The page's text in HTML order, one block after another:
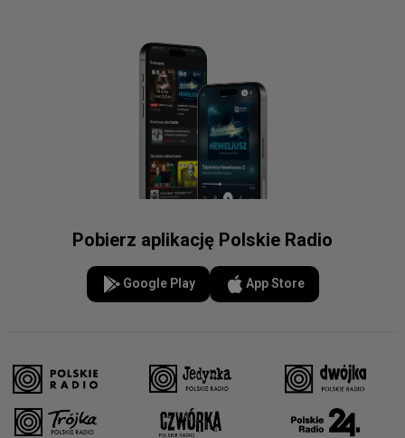
Pobierz aplikację Polskie Radio
Google Play App Store